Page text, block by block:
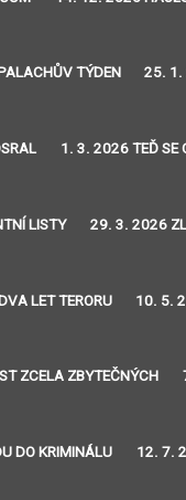
TÝDEN 25. 1.
1. 3. 2026 TEĎ SE
LISTY 29. 3. 2026
LET TERORU 10. 5.
ZCELA ZBYTEČNÝCH
DO KRIMINÁLU 12. 7.